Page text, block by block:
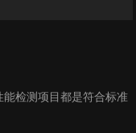
检测项目都是符合标准